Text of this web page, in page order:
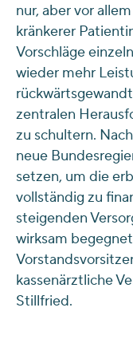
nur, aber vor
kränkerer
Vorschläge
wieder mehr
zentralen
zu schultern.
neue
setzen, um die
vollständig zu
steigenden
wirksam
kassenärztliche
Stillfried.